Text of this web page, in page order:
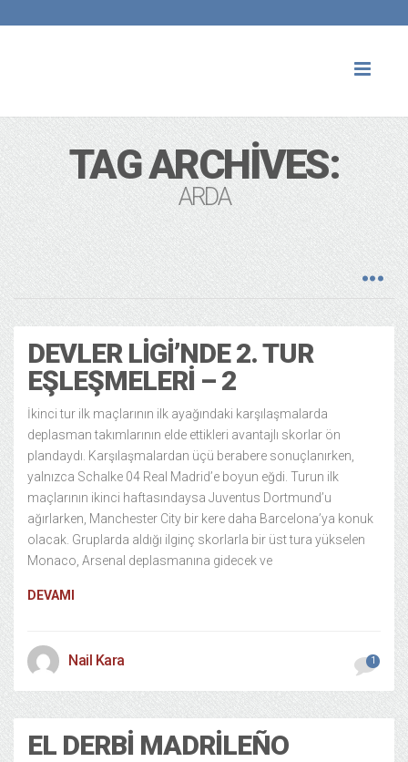
TAG ARCHIVES:
ARDA
DEVLER LIGI’NDE 2. TUR
EŞLEŞMELERI – 2
İkinci tur ilk maçlarının ilk ayağındaki karşılaşmalarda
deplasman takımlarının elde ettikleri avantajlı skorlar ön
plandaydı. Karşılaşmalardan üçü berabere sonuçlanırken,
yalnızca Schalke 04 Real Madrid’e boyun eğdi. Turun ilk
maçlarının ikinci haftasındaysa Juventus Dortmund’u
ağırlarken, Manchester City bir kere daha Barcelona’ya konuk
olacak. Gruplarda aldığı ilginç skorlarla bir üst tura yükselen
Monaco, Arsenal deplasmanına gidecek ve
DEVAMI
Nail Kara 1
EL DERBI MADRILEÑO